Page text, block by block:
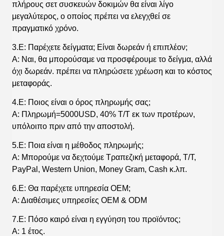
πλήρους σετ συσκευών δοκιμών θα είναι λίγο
μεγαλύτερος, ο οποίος πρέπει να ελεγχθεί σε
πραγματικό χρόνο.
3.Ε: Παρέχετε δείγματα; Είναι δωρεάν ή επιπλέον;
Α: Ναι, θα μπορούσαμε να προσφέρουμε το δείγμα, αλλά
όχι δωρεάν. πρέπει να πληρώσετε χρέωση και το κόστος
μεταφοράς.
4.Ε: Ποιος είναι ο όρος πληρωμής σας;
Α: Πληρωμή=5000USD, 40% T/T εκ των προτέρων,
υπόλοιπο πριν από την αποστολή.
5.Ε: Ποια είναι η μέθοδος πληρωμής;
Α: Μπορούμε να δεχτούμε Τραπεζική μεταφορά, T/T,
PayPal, Western Union, Money Gram, Cash κ.λπ.
6.Ε: Θα παρέχετε υπηρεσία OEM;
Α: Διαθέσιμες υπηρεσίες OEM & ODM
7.Ε: Πόσο καιρό είναι η εγγύηση του προϊόντος;
Α: 1 έτος.